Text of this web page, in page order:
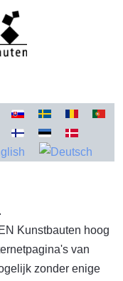
Kunstbauten hoog
van
zonder enige